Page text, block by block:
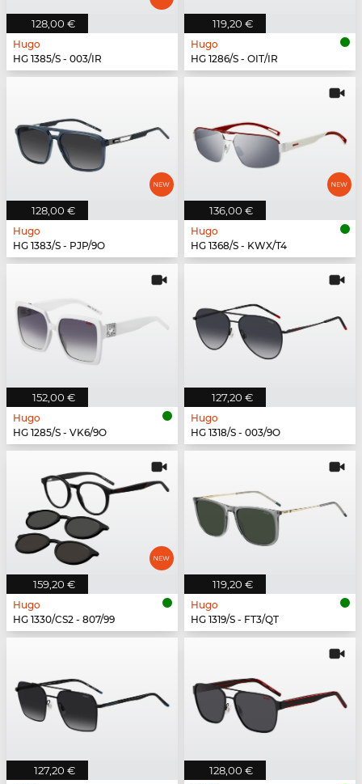
128,00 €
Hugo
HG 1385/S - 003/IR
119,20 €
Hugo
HG 1286/S - OIT/IR
128,00 €
Hugo
HG 1383/S - PJP/9O
136,00 €
Hugo
HG 1368/S - KWX/T4
152,00 €
Hugo
HG 1285/S - VK6/9O
127,20 €
Hugo
HG 1318/S - 003/9O
159,20 €
Hugo
HG 1330/CS2 - 807/99
119,20 €
Hugo
HG 1319/S - FT3/QT
127,20 € 128,00 €